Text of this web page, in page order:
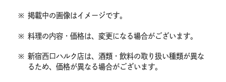
※ 掲載中の画像はイメージです。
※ 料理の内容・価格は、変更になる場合がございます。
※ 新宿西口ハルク店は、酒類・飲料の取り扱い種類が異な
るため、価格が異なる場合がございます。